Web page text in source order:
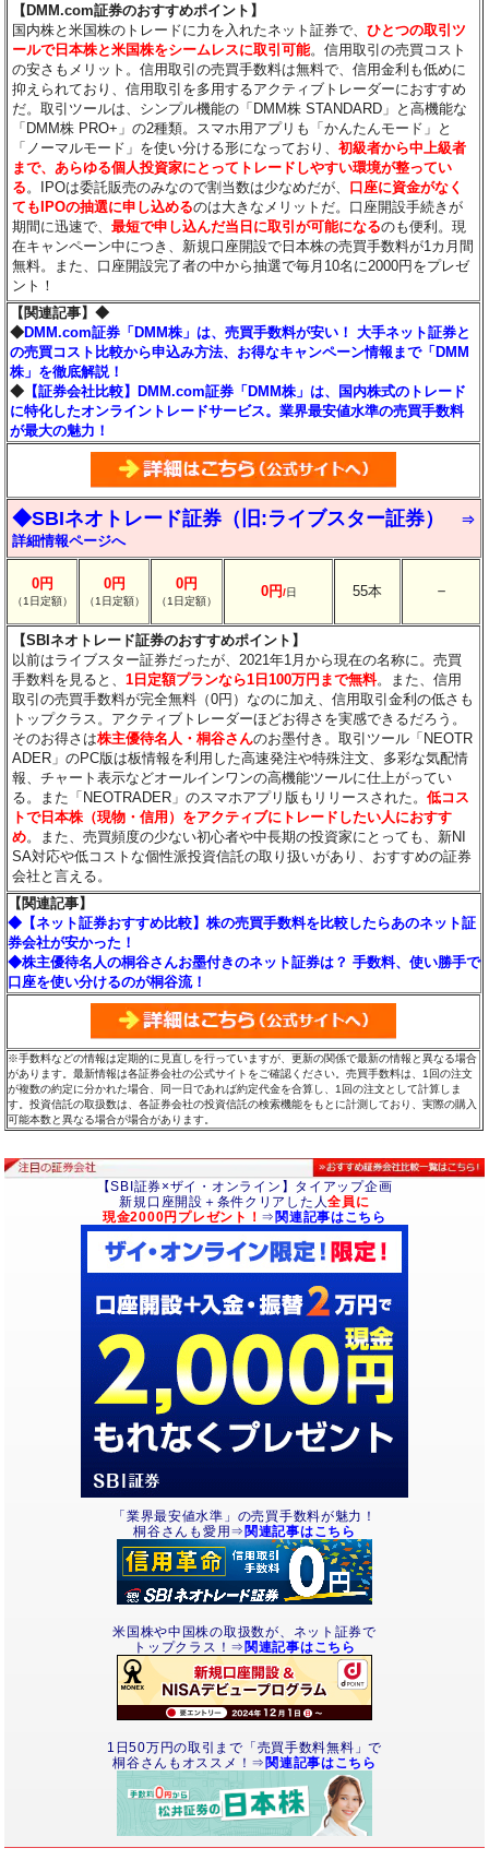
【DMM.com証券のおすすめポイント】
国内株と米国株のトレードに力を入れたネット証券で、ひとつの取引ツ
ールで日本株と米国株をシームレスに取引可能。信用取引の売買コスト
の安さもメリット。信用取引の売買手数料は無料で、信用金利も低めに
抑えられており、信用取引を多用するアクティブトレーダーにおすすめ
だ。取引ツールは、シンプル機能の「DMM株 STANDARD」と高機能な
「DMM株 PRO+」の2種類。スマホ用アプリも「かんたんモード」と
「ノーマルモード」を使い分ける形になっており、初級者から中上級者
まで、あらゆる個人投資家にとってトレードしやすい環境が整ってい
る 。IPOは委託販売のみなので割当数は少なめだが、 口座に資金がなく
てもIPOの抽選に申し込めるのは大きなメリットだ。口座開設手続きが
期間に迅速で、最短で申し込んだ当日に取引が可能になるのも便利。現
在キャンペーン中につき、新規口座開設で日本株の売買手数料が1カ月間
無料。また、口座開設完了者の中から抽選で毎月10名に2000円をプレゼ
ント！
【関連記事】◆
◆DMM.com証券「DMM株」は、売買手数料が安い！ 大手ネット証券と
の売買コスト比較から申込み方法、お得なキャンペーン情報まで「DMM
株」を徹底解説！
◆ 【証券会社比較】DMM.com証券「DMM株」は、国内株式のトレード
に特化したオンライントレードサービス。業界最安値水準の売買手数料
が最大の魅力！
◆SBIネオトレード証券（旧:ライブスター証券）
⇒
詳細情報ページへ
0円
（1日定額）
0円
（1日定額）
0円
（1日定額）
0円/日 55本 －
【SBIネオトレード証券のおすすめポイント】
以前はライブスター証券だったが、2021年1月から現在の名称に。売買
手数料を見ると、1日定額プランなら1日100万円まで無料。また、信用
取引の売買手数料が完全無料（0円）なのに加え、信用取引金利の低さも
トップクラス。アクティブトレーダーほどお得さを実感できるだろう。
そのお得さは株主優待名人・桐谷さんのお墨付き。取引ツール「NEOTR
ADER」のPC版は板情報を利用した高速発注や特殊注文、多彩な気配情
報、チャート表示などオールインワンの高機能ツールに仕上がってい
る。また「NEOTRADER」のスマホアプリ版もリリースされた。低コス
トで日本株（現物・信用）をアクティブにトレードしたい人におすす
め。また、売買頻度の少ない初心者や中長期の投資家にとっても、新NI
SA対応や低コストな個性派投資信託の取り扱いがあり、おすすめの証券
会社と言える。
【関連記事】
◆【ネット証券おすすめ比較】株の売買手数料を比較したらあのネット証
券会社が安かった！
◆株主優待名人の桐谷さんお墨付きのネット証券は？ 手数料、使い勝手で
口座を使い分けるのが桐谷流！
※手数料などの情報は定期的に見直しを行っていますが、更新の関係で最新の情報と異なる場合
があります。最新情報は各証券会社の公式サイトをご確認ください。売買手数料は、1回の注文
が複数の約定に分かれた場合、同一日であれば約定代金を合算し、1回の注文として計算しま
す。投資信託の取扱数は、各証券会社の投資信託の検索機能をもとに計測しており、実際の購入
可能本数と異なる場合が場合があります。
【SBI証券×ザイ・オンライン】タイアップ企画
新規口座開設＋条件クリアした人全員に
現金2000円プレゼント！ ⇒ 関連記事はこちら
「業界最安値水準」の売買手数料が魅力！
桐谷さんも愛用⇒ 関連記事はこちら
米国株や中国株の取扱数が、ネット証券で
トップクラス！⇒ 関連記事はこちら
1日50万円の取引まで「売買手数料無料」で
桐谷さんもオススメ！⇒ 関連記事はこちら